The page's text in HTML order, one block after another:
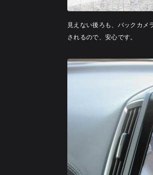
見えない後ろも、バックカ
されるので、安心です。